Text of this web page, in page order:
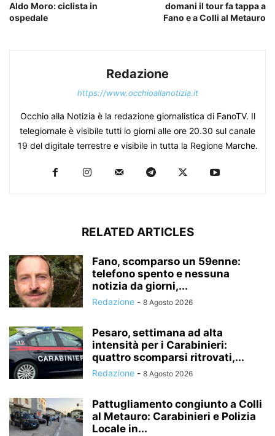
Aldo Moro: ciclista in
ospedale
domani il tour fa tappa a
Fano e a Colli al Metauro
Redazione
https://www.occhioallanotizia.it
Occhio alla Notizia è la redazione giornalistica di FanoTV. Il
telegiornale è visibile tutti io giorni alle ore 20.30 sul canale
19 del digitale terrestre e visibile in tutta la Regione Marche.
RELATED ARTICLES
Fano, scomparso un 59enne:
telefono spento e nessuna
notizia da giorni,...
Redazione - 8 Agosto 2026
Pesaro, settimana ad alta
intensità per i Carabinieri:
quattro scomparsi ritrovati,...
Redazione - 8 Agosto 2026
Pattugliamento congiunto a Colli
al Metauro: Carabinieri e Polizia
Locale in...